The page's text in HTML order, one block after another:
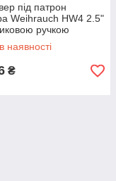
під патрон
Weihrauch HW4 2.5"
ручкою
наявності
₴